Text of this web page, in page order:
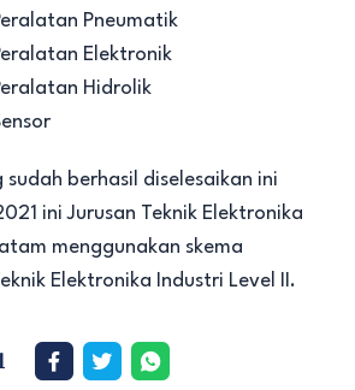
Pneumatik
Elektronik
Hidrolik
sudah berhasil diselesaikan ini
ini Jurusan Teknik Elektronika
menggunakan skema
Elektronika Industri Level II.